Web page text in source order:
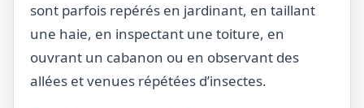
sont parfois repérés en jardinant, en taillant
une haie, en inspectant une toiture, en
ouvrant un cabanon ou en observant des
allées et venues répétées d’insectes.